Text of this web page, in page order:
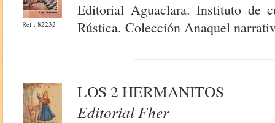
Ref.: 82232
Editorial Aguaclara. Instituto de
Rústica. Colección Anaquel
LOS 2 HERMANITOS
Editorial Fher